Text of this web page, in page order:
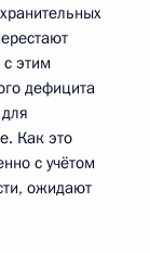
этим
дефицита
Как это
с учётом
ожидают